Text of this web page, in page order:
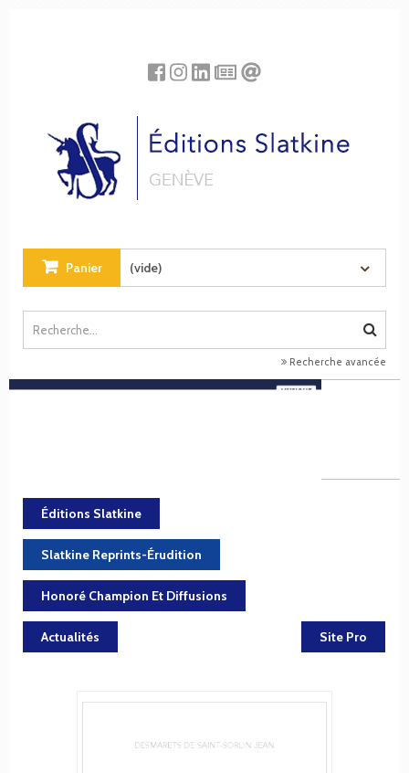
Panier (vide)
Recherche avancée
Éditions Slatkine
Slatkine Reprints-Érudition
Honoré Champion Et Diffusions
Actualités Site Pro